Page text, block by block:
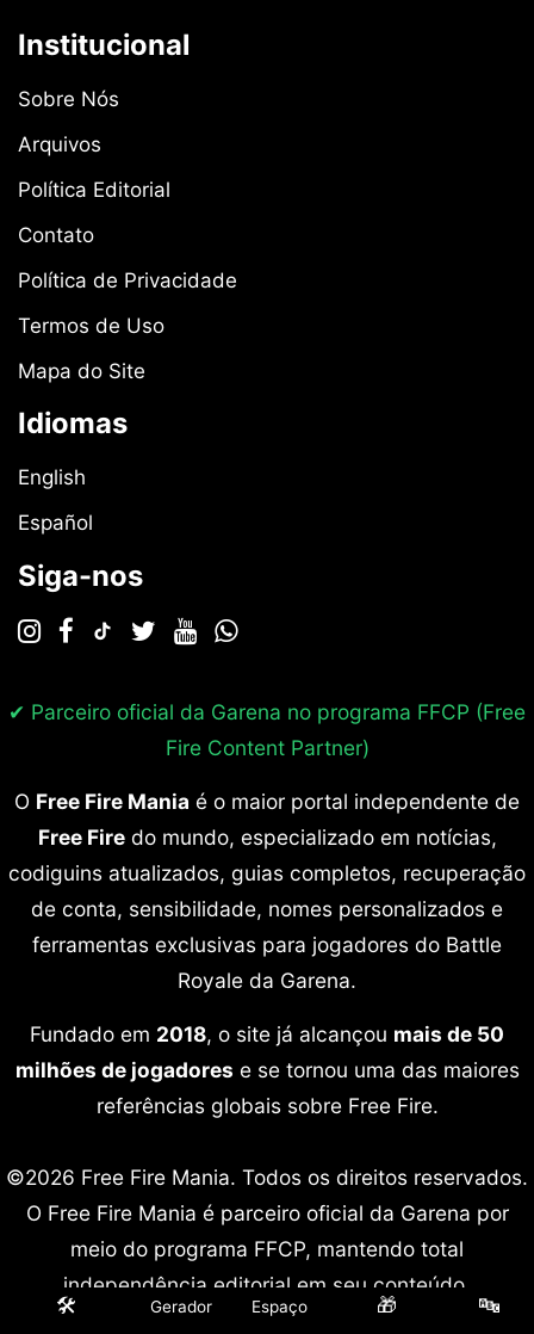
Institucional
Sobre Nós
Arquivos
Política Editorial
Contato
Política de Privacidade
Termos de Uso
Mapa do Site
Idiomas
English
Español
Siga-nos
✔ Parceiro oficial da Garena no programa FFCP (Free
Fire Content Partner)
O Free Fire Mania é o maior portal independente de
Free Firedo mundo, especializado em notícias,
codiguins atualizados, guias completos, recuperação
de conta, sensibilidade, nomes personalizados e
ferramentas exclusivas para jogadores do Battle
Royale da Garena.
Fundado em 2018, o site já alcançou mais de 50
milhões de jogadores e se tornou uma das maiores
referências globais sobre Free Fire.
©2026 Free Fire Mania. Todos os direitos reservados.
O Free Fire Mania é parceiro oficial da Garena por
meio do programa FFCP, mantendo total
independência editorial em seu conteúdo.
Free Fire é marca registrada da Garena International.
🛠️
Gerador
Espaço
🎁 🔤